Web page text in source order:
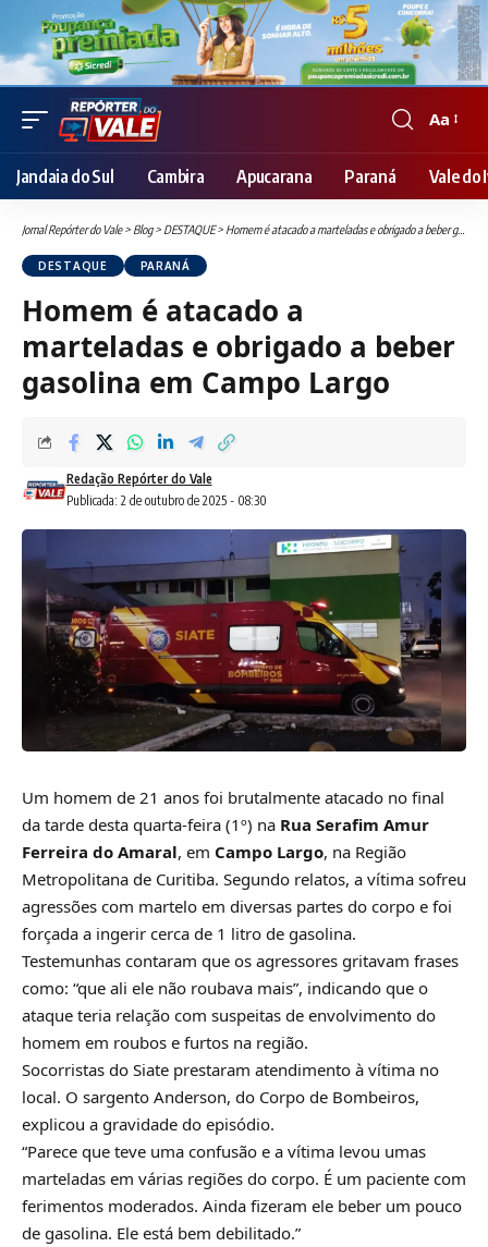
Font
Resizer
Aa
Jandaia do Sul Cambira Apucarana Paraná Vale do
Jornal Repórter do Vale> Blog> DESTAQUE> Homem é atacado a marteladas e obrigado a beber gasolina em Campo Largo
DESTAQUE PARANÁ
Homem é atacado a
marteladas e obrigado a beber
gasolina em Campo Largo
Publicada: 2 de outubro de 2025 - 08:30
Redação Repórter do Vale
Um homem de 21 anos foi brutalmente atacado no final
da tarde desta quarta-feira (1º) na Rua Serafim Amur
Ferreira do Amaral, em Campo Largo, na Região
Metropolitana de Curitiba. Segundo relatos, a vítima sofreu
agressões com martelo em diversas partes do corpo e foi
forçada a ingerir cerca de 1 litro de gasolina.
Testemunhas contaram que os agressores gritavam frases
como: “que ali ele não roubava mais”, indicando que o
ataque teria relação com suspeitas de envolvimento do
homem em roubos e furtos na região.
Socorristas do Siate prestaram atendimento à vítima no
local. O sargento Anderson, do Corpo de Bombeiros,
explicou a gravidade do episódio.
“Parece que teve uma confusão e a vítima levou umas
marteladas em várias regiões do corpo. É um paciente com
ferimentos moderados. Ainda fizeram ele beber um pouco
de gasolina. Ele está bem debilitado.”